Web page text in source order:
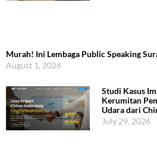
Murah! Ini Lembaga Public Speaking
August 1, 2026
Studi Kasus
Kerumitan
Udara dari
July 29, 2026